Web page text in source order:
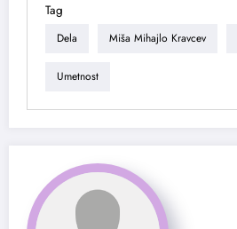
Tag
Dela Miša Mihajlo Kravcev
Umetnost